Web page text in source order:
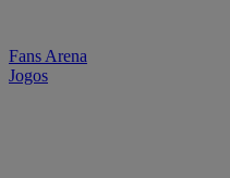
Fans Arena
Jogos